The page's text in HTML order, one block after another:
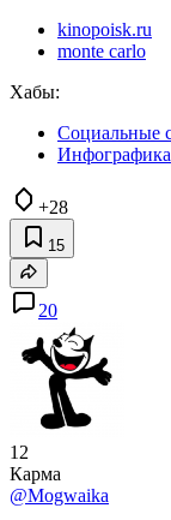
kinopoisk.ru
monte carlo
Хабы:
Социальные
Инфографика
+28
15
20
12
Карма
@Mogwaika